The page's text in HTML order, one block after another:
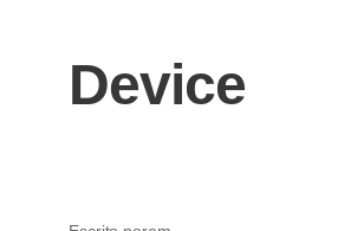
Device